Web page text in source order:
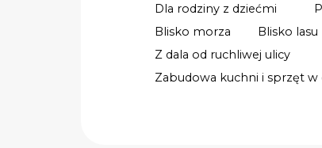
Dla rodziny z dziećmi
Blisko morza
Blisko lasu
Z dala od ruchliwej ulicy
Zabudowa kuchni i sprzęt w